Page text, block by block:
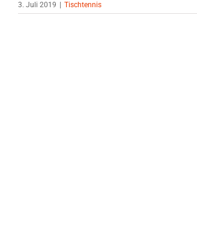
3. Juli 2019 Tischtennis